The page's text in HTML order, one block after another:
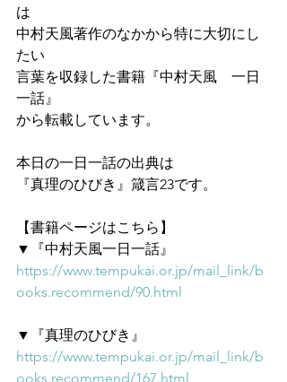
は
中村天風著作のなかから特に大切にし
たい
言葉を収録した書籍『中村天風　一日
一話』
から転載しています。
本日の一日一話の出典は
『真理のひびき』箴言23です。
【書籍ページはこちら】
▼『中村天風一日一話』
https://www.tempukai.or.jp/mail_link/b
ooks.recommend/90.html
▼『真理のひびき』
https://www.tempukai.or.jp/mail_link/b
ooks.recommend/167.html